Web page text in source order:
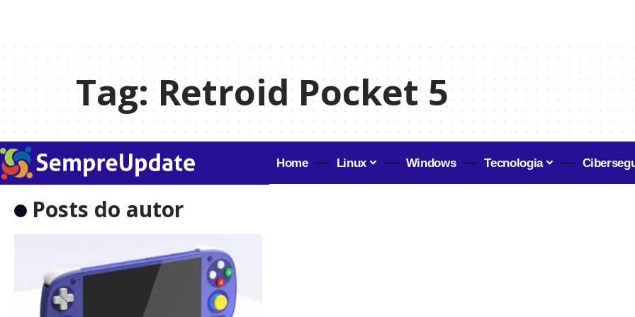
Tag:Retroid Pocket 5
Home Linux Windows Tecnologia
Posts do autor